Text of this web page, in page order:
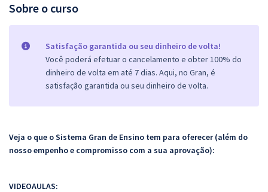
Sobre o curso
Satisfação garantida ou seu dinheiro de volta!
Você poderá efetuar o cancelamento e obter 100% do
dinheiro de volta em até 7 dias. Aqui, no Gran, é
satisfação garantida ou seu dinheiro de volta.
Veja o que o Sistema Gran de Ensino tem para oferecer (além do
nosso empenho e compromisso com a sua aprovação):
VIDEOAULAS: